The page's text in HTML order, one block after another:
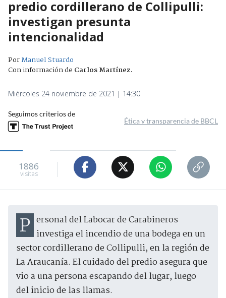
predio cordillerano de Collipulli:
investigan presunta
intencionalidad
PorManuel Stuardo
Con información de Carlos Martínez.
Miércoles 24 noviembre de 2021 | 14:30
Seguimos criterios de
Ética y transparencia de BBCL
1886
visitas
Personal del Labocar de Carabineros investiga el incendio de una bodega en un
sector cordillerano de Collipulli, en la región de
La Araucanía. El cuidado del predio asegura que
vio a una persona escapando del lugar, luego
del inicio de las llamas.